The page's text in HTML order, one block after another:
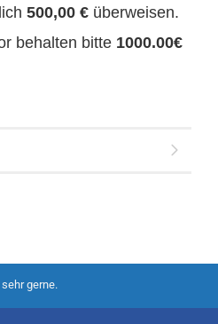
500,00 € überweisen.
behalten bitte 1000.00€
gerne.